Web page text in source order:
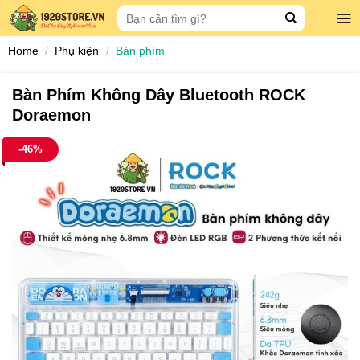
Skip
content
Search
for:
Home / Phụ kiện / Bàn phím
Bàn Phím Không Dây Bluetooth ROCK
Doraemon
-46%